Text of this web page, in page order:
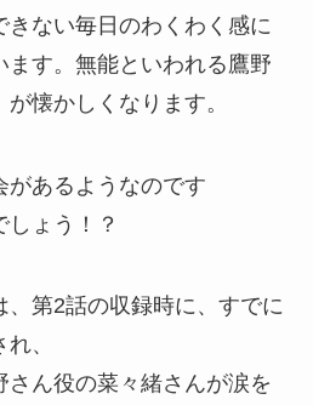
きない毎日のわくわく感に
ます。無能といわれる鷹野
懐かしくなります。
があるようなのです
ょう！？
、第2話の収録時に、すでに
、
さん役の菜々緒さんが涙を